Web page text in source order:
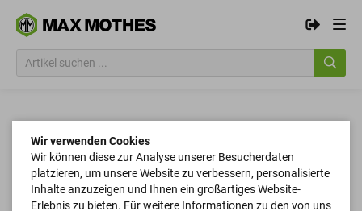
Wir verwenden Cookies
Wir können diese zur Analyse unserer Besucherdaten
platzieren, um unsere Website zu verbessern, personalisierte
Inhalte anzuzeigen und Ihnen ein großartiges Website-
Erlebnis zu bieten. Für weitere Informationen zu den von uns